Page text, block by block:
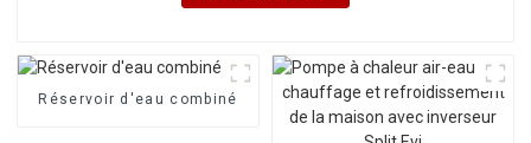
Réservoir d'eau combiné